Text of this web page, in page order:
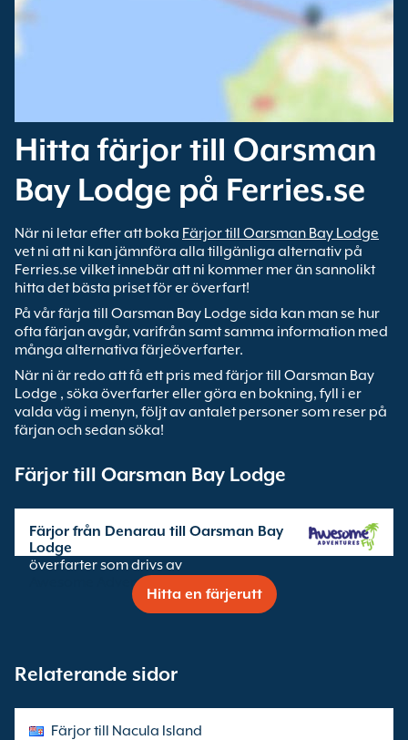
Hitta färjor till Oarsman
Bay Lodge på Ferries.se
När ni letar efter att boka Färjor till Oarsman Bay Lodge
vet ni att ni kan jämnföra alla tillgänliga alternativ på
Ferries.se vilket innebär att ni kommer mer än sannolikt
hitta det bästa priset för er överfart!
På vår färja till Oarsman Bay Lodge sida kan man se hur
ofta färjan avgår, varifrån samt samma information med
många alternativa färjeöverfarter.
När ni är redo att få ett pris med färjor till Oarsman Bay
Lodge , söka överfarter eller göra en bokning, fyll i er
valda väg i menyn, följt av antalet personer som reser på
färjan och sedan söka!
Färjor till Oarsman Bay Lodge
Färjor från Denarau till Oarsman Bay
Lodge
överfarter som drivs av
Awesome Adventures Fiji
Hitta en färjerutt
Relaterande sidor
Färjor till Nacula Island